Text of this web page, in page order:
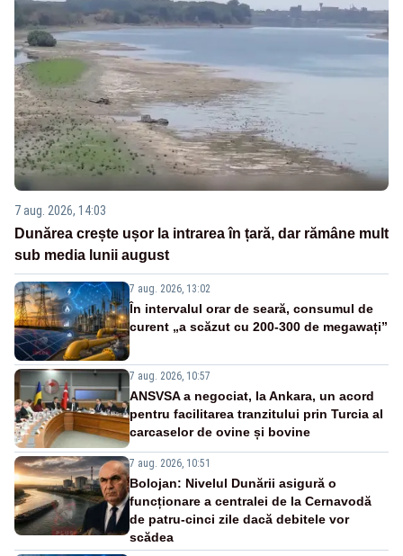
7 aug. 2026, 14:03
Dunărea crește ușor la intrarea în țară, dar rămâne mult
sub media lunii august
7 aug. 2026, 13:02
În intervalul orar de seară, consumul de
curent „a scăzut cu 200-300 de megawați”
7 aug. 2026, 10:57
ANSVSA a negociat, la Ankara, un acord
pentru facilitarea tranzitului prin Turcia al
carcaselor de ovine și bovine
7 aug. 2026, 10:51
Bolojan: Nivelul Dunării asigură o
funcționare a centralei de la Cernavodă
de patru-cinci zile dacă debitele vor
scădea